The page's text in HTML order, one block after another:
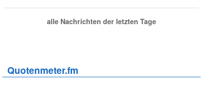
alle Nachrichten der letzten Tage
Quotenmeter.fm